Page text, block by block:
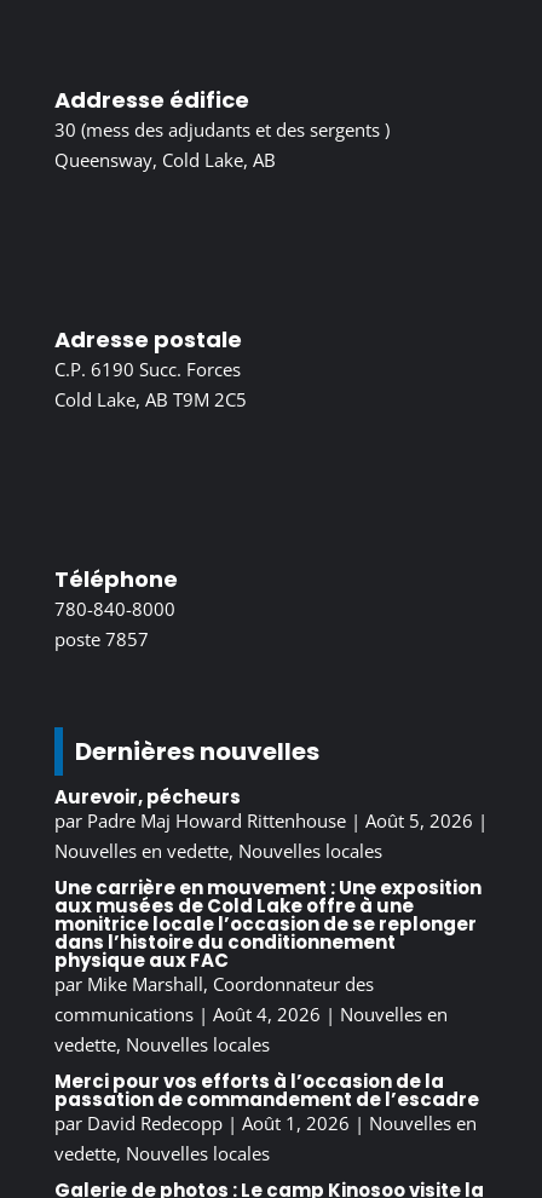
Addresse édifice
30 (mess des adjudants et des sergents )
Queensway, Cold Lake, AB
Adresse postale
C.P. 6190 Succ. Forces
Cold Lake, AB T9M 2C5
Téléphone
780-840-8000
poste 7857
Dernières nouvelles
Aurevoir, pécheurs
par Padre Maj Howard Rittenhouse| Août 5, 2026 |
Nouvelles en vedette, Nouvelles locales
Une carrière en mouvement : Une exposition
aux musées de Cold Lake offre à une
monitrice locale l’occasion de se replonger
dans l’histoire du conditionnement
physique aux FAC
par Mike Marshall, Coordonnateur des
communications| Août 4, 2026 | Nouvelles en
vedette, Nouvelles locales
Merci pour vos efforts à l’occasion de la
passation de commandement de l’escadre
par David Redecopp| Août 1, 2026 | Nouvelles en
vedette, Nouvelles locales
Galerie de photos : Le camp Kinosoo visite la